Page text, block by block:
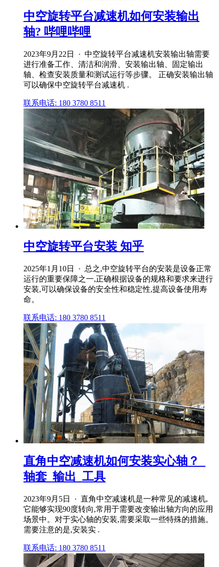
中空旋转平台减速机如何安装输出
轴? 哔哩哔哩
2023年9月22日 · 中空旋转平台减速机安装输出轴需要
进行准备工作、清洁和润滑、安装输出轴、固定输出
轴、检查安装质量和测试运行等步骤。 正确安装输出轴
可以确保中空旋转平台减速机 .
联系电话: 180 3780 8511
中空旋转平台安装 知乎
2025年1月10日 · 总之,中空旋转平台的安装是设备正常
运行的重要保障之一,正确根据设备的规格和要求来进行
安装,可以确保设备的安全性和稳定性,提高设备使用寿
命。
联系电话: 180 3780 8511
直角中空减速机如何安装实心轴？_
轴套_输出_工具
2023年9月5日 · 直角中空减速机是一种常见的减速机,
它能够实现90度转向,常用于需要改变输出轴方向的应用
场景中。对于实心轴的安装,需要采取一些特殊的措施。
需要注意的是,安装实 .
联系电话: 180 3780 8511